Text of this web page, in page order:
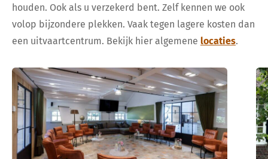
houden. Ook als u verzekerd bent. Zelf kennen we ook
volop bijzondere plekken. Vaak tegen lagere kosten dan
een uitvaartcentrum. Bekijk hier algemene locaties.